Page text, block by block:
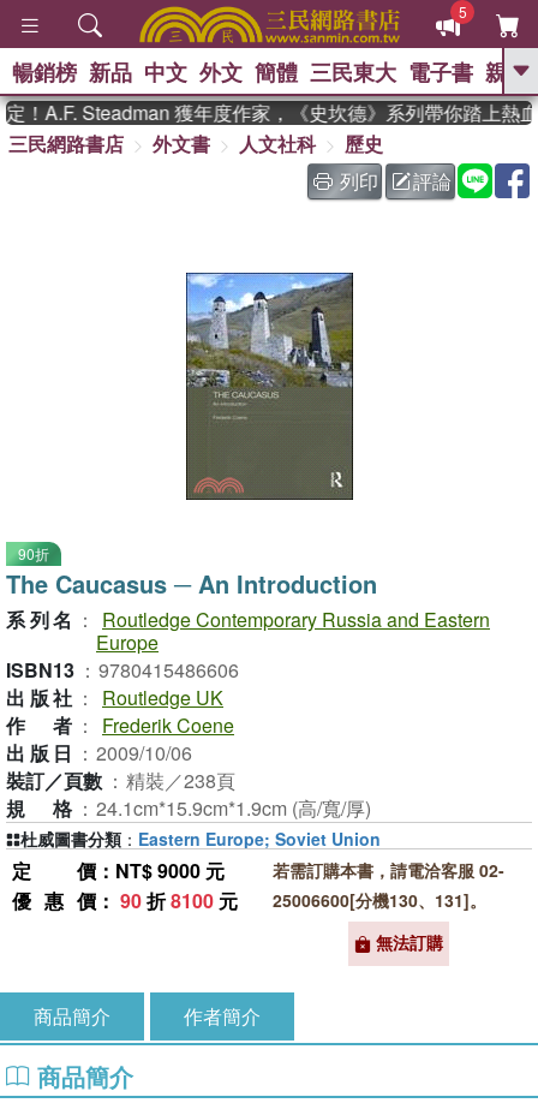
5
GO
熱搜： 東野圭吾 、
The Odyssey 、 父親節 、 如果歷
史是一群喵 、 暑期推薦 、 國際布克
偉大的迷走神經
暢銷榜 新品 中文 外文 簡體 三民東大 電子書 親子
A.F. Steadman 獲年度作家，《史坎德》系列帶你踏上熱血
三民網路書店
外文書 人文社科
歷史
列印
評論
90折
The Caucasus ─ An Introduction
系列名 ：
Routledge Contemporary Russia and Eastern
Europe
ISBN13 ： 9780415486606
出版社 ：
Routledge UK
作者 ：
Frederik Coene
出版日 ： 2009/10/06
裝訂／頁數 ： 精裝／238頁
規格 ： 24.1cm*15.9cm*1.9cm (高/寬/厚)
定價 ：NT$ 9000 元
優惠價 ： 90折8100 元
若需訂購本書，請電洽客服 02-
25006600[分機130、131]。
無法訂購
杜威圖書分類 ： Eastern Europe; Soviet Union
商品簡介 作者簡介
商品簡介